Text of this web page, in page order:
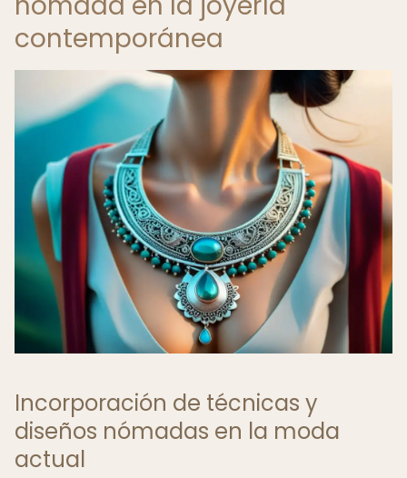
contemporánea
Incorporación de técnicas y
diseños nómadas en la moda
actual